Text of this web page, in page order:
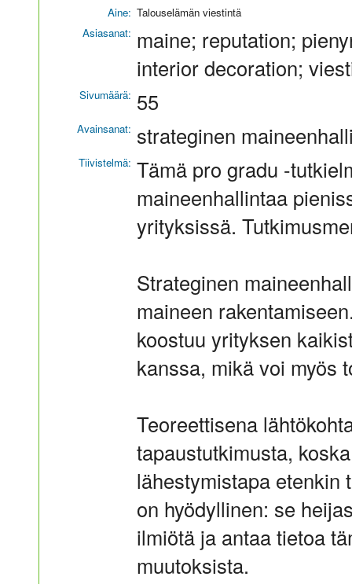
Aine: Talouselämän viestintä
Asiasanat: maine; reputation;
interior decoration;
Sivumäärä: 55
Avainsanat: strateginen
Tiivistelmä: Tämä pro gradu -
maineenhallintaa
yrityksissä.
Strateginen
maineen
koostuu yrityksen
kanssa, mikä voi myös
Teoreettisena
tapaustutkimusta,
lähestymistapa etenkin
on hyödyllinen: se
ilmiötä ja antaa tietoa
muutoksista.